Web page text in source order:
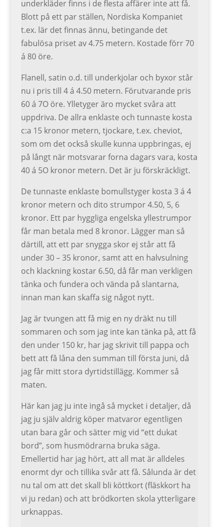
underkläder finns i de flesta affärer inte att få.
Blott på ett par ställen, Nordiska Kompaniet
t.ex. lär det finnas ännu, betingande det
fabulösa priset av 4.75 metern. Kostade förr 70
á 80 öre.
Flanell, satin o.d. till underkjolar och byxor står
nu i pris till 4 á 4.50 metern. Förutvarande pris
60 á 7O öre. Ylletyger äro mycket svåra att
uppdriva. De allra enklaste och tunnaste kosta
c:a 15 kronor metern, tjockare, t.ex. cheviot,
som om det också skulle kunna uppbringas, ej
på långt när motsvarar forna dagars vara, kosta
40 á 5O kronor metern. Det är ju förskräckligt.
De tunnaste enklaste bomullstyger kosta 3 á 4
kronor metern och dito strumpor 4.50, 5, 6
kronor. Ett par hyggliga engelska yllestrumpor
får man betala med 8 kronor. Lägger man så
därtill, att ett par snygga skor ej står att få
under 30 – 35 kronor, samt att en halvsulning
och klackning kostar 6.50, då får man verkligen
tänka och fundera och vända på slantarna,
innan man kan skaffa sig något nytt.
Jag är tvungen att få mig en ny dräkt nu till
sommaren och som jag inte kan tänka på, att få
den under 150 kr, har jag skrivit till pappa och
bett att få låna den summan till första juni, då
jag får mitt stora dyrtidstillägg. Kommer så
maten.
Här kan jag ju inte ingå så mycket i detaljer, då
jag ju själv aldrig köper matvaror egentligen
utan bara går och sätter mig vid “ett dukat
bord”, som husmödrarna bruka säga.
Emellertid har jag hört, att all mat är alldeles
enormt dyr och tillika svår att få. Sålunda är det
nu tal om att det skall bli köttkort (fläskkort ha
vi ju redan) och att brödkorten skola ytterligare
urknappas.